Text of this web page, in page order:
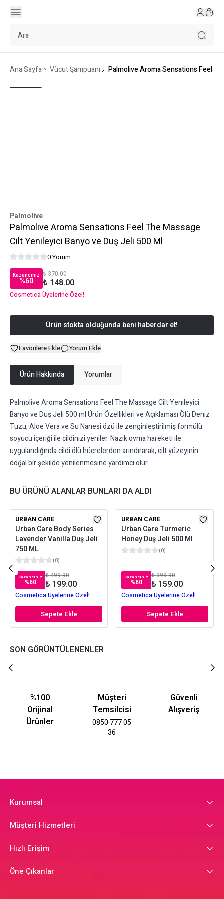
Ana Sayfa Vücut Şampuanı Palmolive Aroma Sensations Feel
Palmolive
Palmolive Aroma Sensations Feel The Massage
Cilt Yenileyici Banyo ve Duş Jeli 500 Ml
0 Yorum
Kazancınız
%60
₺ 370.00
₺ 148.00
Cosmetica Üyelerine Özel!
Ürün stokta olduğunda beni haberdar et!
Favorilere Ekle Yorum Ekle
Ürün Hakkında Yorumlar
Palmolive Aroma Sensations Feel The Massage Cilt Yenileyici
Banyo ve Duş Jeli 500 ml Ürün Özellikleri ve Açıklaması Ölü Deniz
Tuzu, Aloe Vera ve Su Nanesi özü ile zenginleştirilmiş formülü
soyucu içeriği ile cildinizi yeniler. Nazik ovma hareketi ile
uygulandığında cildi ölü hücrelerden arındırarak, cilt yüzeyinin
doğal bir şekilde yenilenmesine yardımcı olur.
BU ÜRÜNÜ ALANLAR BUNLARI DA ALDI
URBAN CARE
Urban Care Body Series
Lavender Vanilla Duş Jeli
750 ML
(0)
Kazancınız
%60
₺ 499.90
₺ 199.00
Cosmetica Üyelerine Özel!
Sepete Ekle
URBAN CARE
Urban Care Turmeric
Honey Duş Jeli 500 Ml
(0)
Kazancınız
%60
₺ 399.90
₺ 159.00
Cosmetica Üyelerine Özel!
Sepete Ekle
SON GÖRÜNTÜLENENLER
%100
Orijinal
Ürünler
Müşteri
Temsilcisi
0850 777 05
36
Güvenli
Alışveriş
Kurumsal
Müşteri Hizmetleri
Hızlı Erişim
Öne Çıkanlar